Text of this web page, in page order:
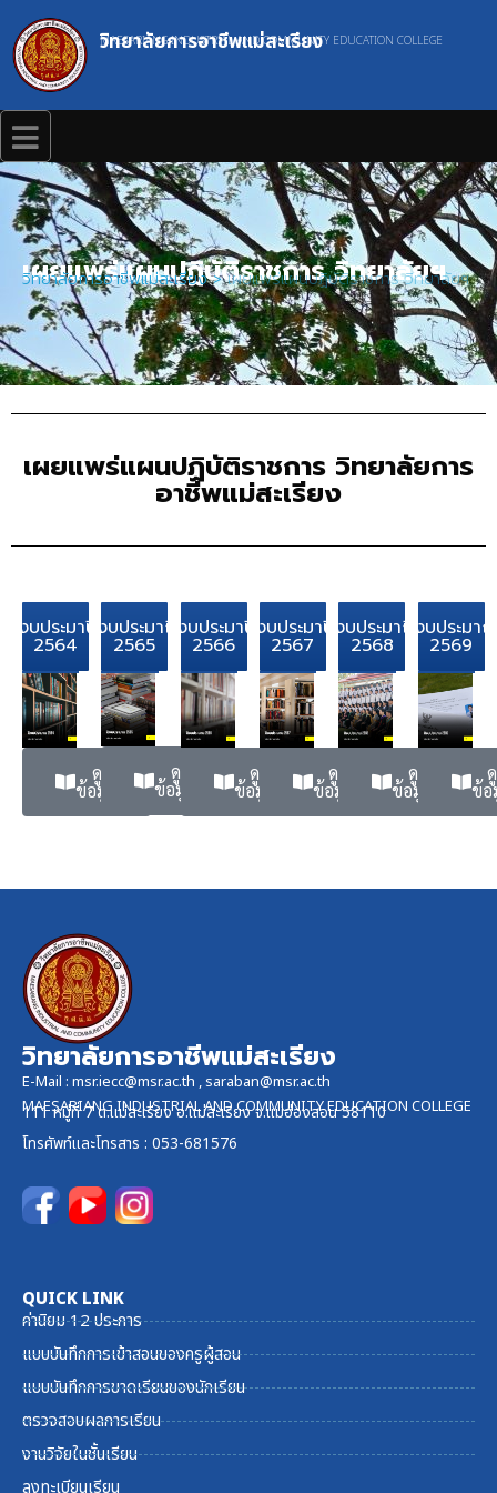
วิทยาลัยการอาชีพแม่สะเรียง
MAESARIANG INDUSTRIAL AND COMMUNITY EDUCATION COLLEGE
เผยแพร่แผนปฏิบัติราชการ วิทยาลัยฯ
วิทยาลัยการอาชีพแม่สะเรียง>เผยแพร่แผนปฏิบัติราชการ วิทยาลัยฯ
เผยแพร่แผนปฏิบัติราชการ วิทยาลัยการ
อาชีพแม่สะเรียง
ปีงบประมาณ
2564
ดู
ข้อมูล
ปีงบประมาณ
2565
ดู
ข้อมูล
ปีงบประมาณ
2566
ดู
ข้อมูล
ปีงบประมาณ
2567
ดู
ข้อมูล
ปีงบประมาณ
2568
ดู
ข้อมูล
ปีงบประมา
2569
ดู
ข้อ
วิทยาลัยการอาชีพแม่สะเรียง
E-Mail : msr.iecc@msr.ac.th ,saraban@msr.ac.th
MAESARIANG INDUSTRIAL AND COMMUNITY EDUCATION COLLEGE
111 หมู่ที่ 7 ต.แม่สะเรียง อ.แม่สะเรียง จ.แม่ฮ่องสอน 58110
โทรศัพท์และโทรสาร : 053-681576
QUICK LINK
ค่านิยม 12 ประการ
แบบบันทึกการเข้าสอนของครูผู้สอน
แบบบันทึกการขาดเรียนของนักเรียน
ตรวจสอบผลการเรียน
งานวิจัยในชั้นเรียน